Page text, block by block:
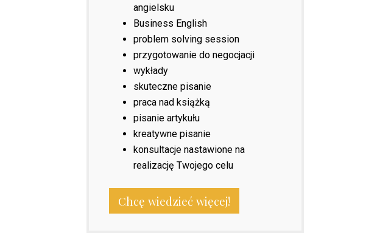
angielsku
Business English
problem solving session
przygotowanie do negocjacji
wykłady
skuteczne pisanie
praca nad książką
pisanie artykułu
kreatywne pisanie
konsultacje nastawione na
realizację Twojego celu
Chcę wiedzieć więcej!